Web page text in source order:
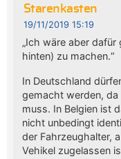
Starenkasten
19/11/2019 15:19
„Ich wäre aber
hinten) zu machen.“
In Deutschland
gemacht werden,
muss. In Belgien ist
nicht unbedingt
der Fahrzeughalter,
Vehikel zugelassen